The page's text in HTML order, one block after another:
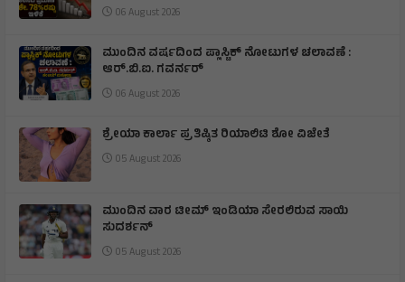
06 August 2026
ಮುಂದಿನ ವರ್ಷದಿಂದ ಪ್ಲಾಸ್ಟಿಕ್ ನೋಟುಗಳ ಚಲಾವಣೆ :
ಆರ್‌.ಬಿ.ಐ. ಗವರ್ನರ್
06 August 2026
ಶ್ರೇಯಾ ಕಾರ್ಲಾ ಪ್ರತಿಷ್ಠಿತ ರಿಯಾಲಿಟಿ ಶೋ ವಿಜೇತೆ
05 August 2026
ಮುಂದಿನ ವಾರ ಟೀಮ್ ಇಂಡಿಯಾ ಸೇರಲಿರುವ ಸಾಯಿ
ಸುದರ್ಶನ್
05 August 2026